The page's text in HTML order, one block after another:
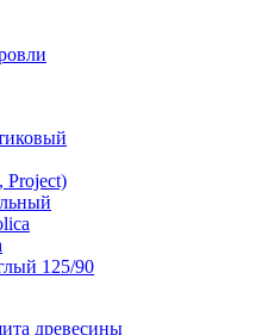
Project)
125/90
древесины